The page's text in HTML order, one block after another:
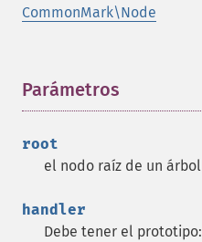
CommonMark\Node
Parámetros
root
el nodo raíz de un árbol
handler
Debe tener el prototipo: